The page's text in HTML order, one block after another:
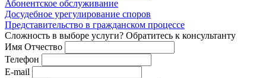
Абонентское обслуживание
Досудебное урегулирование споров
Представительство в гражданском процессе
Сложность в выборе услуги? Обратитесь к консультанту
Имя Отчество
Телефон
E-mail